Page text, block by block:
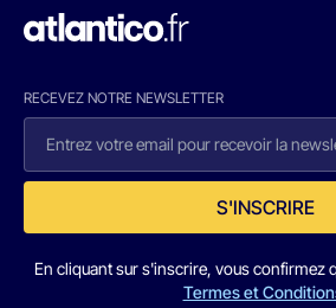
RECEVEZ NOTRE NEWSLETTER
S'INSCRIRE
En cliquant sur s'inscrire, vous confirmez
Termes et